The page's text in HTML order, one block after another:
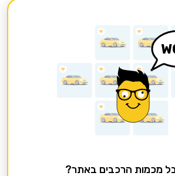
מכמות הרכבים באתר?